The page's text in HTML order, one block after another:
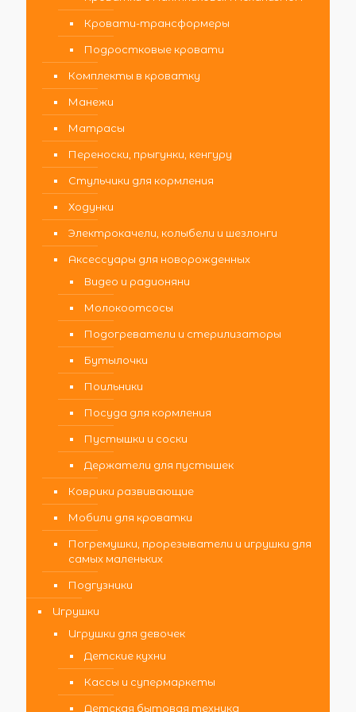
Кровати-трансформеры
Подростковые кровати
Комплекты в кроватку
Манежи
Матрасы
Переноски, прыгунки, кенгуру
Стульчики для кормления
Ходунки
Электрокачели, колыбели и шезлонги
Аксессуары для новорожденных
Видео и радионяни
Молокоотсосы
Подогреватели и стерилизаторы
Бутылочки
Поильники
Посуда для кормления
Пустышки и соски
Держатели для пустышек
Коврики развивающие
Мобили для кроватки
Погремушки, прорезыватели и игрушки для
самых маленьких
Подгузники
Игрушки
Игрушки для девочек
Детские кухни
Кассы и супермаркеты
Детская бытовая техника